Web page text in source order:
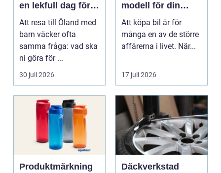
en lekfull dag för
hela familjen
Att resa till Öland med
barn väcker ofta
samma fråga: vad ska
ni göra för ...
30 juli 2026
modell för din
vardag
Att köpa bil är för
många en av de större
affärerna i livet. När...
17 juli 2026
Produktmärkning
Däckverkstad